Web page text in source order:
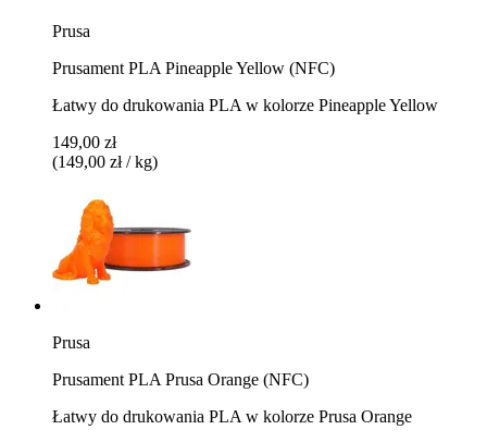
Prusa
Prusament PLA Pineapple Yellow (NFC)
Łatwy do drukowania PLA w kolorze Pineapple Yellow
149,00 zł
(149,00 zł / kg)
Prusa
Prusament PLA Prusa Orange (NFC)
Łatwy do drukowania PLA w kolorze Prusa Orange